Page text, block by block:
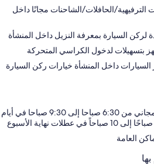
الحافلات/الشاحنات مجانًا داخل
لركن السيارة بمعرفة النزيل داخل المنشأة
بتسهيلات لدخول الكراسي المتحركة
داخل المنشأة خيارات ركن السيارة
يتوفر بوفيه إفطار مجاني من 6:30 صباحا إلى 9:30 صباحا في أيام
العامة